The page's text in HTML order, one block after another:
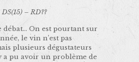
DS(15) – RD??
débat… On est pourtant sur
le vin n’est pas
plusieurs dégustateurs
a pu avoir un problème de